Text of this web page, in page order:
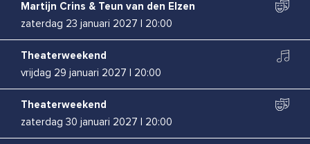
Martijn Crins & Teun van den Elzen
zaterdag 23 januari 2027
20:00
Theaterweekend
vrijdag 29 januari 2027
20:00
Theaterweekend
zaterdag 30 januari 2027
20:00